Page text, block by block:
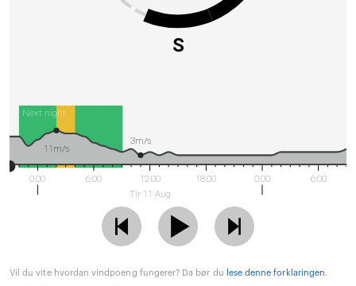
S
Next night
0:00 6:00
12:00
Tir 11 Aug
18:00 0:00 6:00
11m/s
3m/s
Vil du vite hvordan vindpoeng fungerer? Da bør du lese denne forklaringen.